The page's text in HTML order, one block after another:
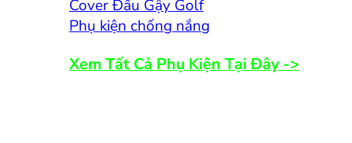
Cover Đầu Gậy Golf
Phụ kiện chống nắng
Xem Tất Cả Phụ Kiện Tại Đây ->